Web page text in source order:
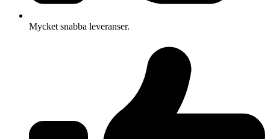
Mycket snabba leveranser.